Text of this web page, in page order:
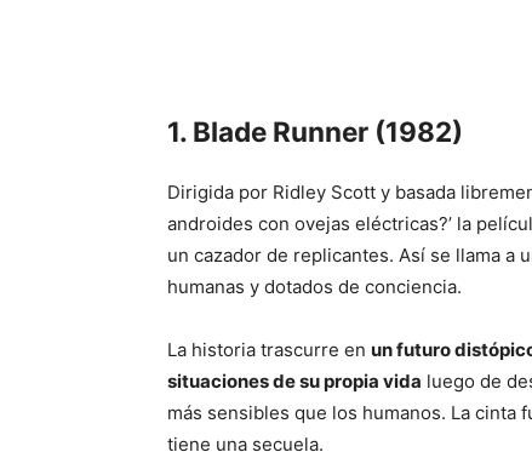
1. Blade Runner (1982)
Dirigida por Ridley Scott y basada
androides con ovejas eléctricas?’ la
un cazador de replicantes. Así se llama a
humanas y dotados de conciencia.
La historia trascurre en un futuro
situaciones de su propia vida luego de
más sensibles que los humanos. La cinta
tiene una secuela.